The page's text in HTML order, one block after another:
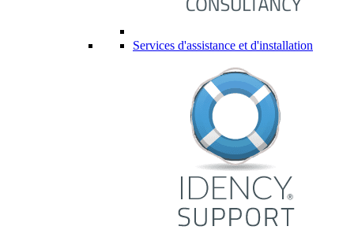
Services d'assistance et d'installation